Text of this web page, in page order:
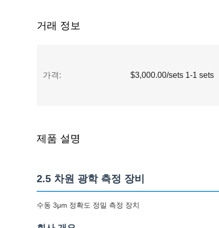
거래 정보
가격: $3,000.00/sets 1-1 sets
제품 설명
2.5 차원 광학 측정 장비
수동 3μm 정확도 정밀 측정 장치